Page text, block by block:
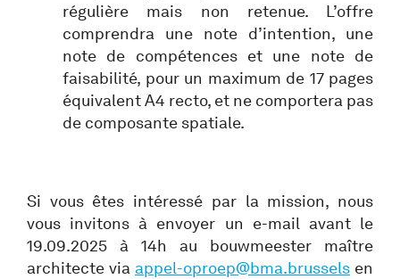
régulière mais non retenue. L’offre
comprendra une note d’intention, une
note de compétences et une note de
faisabilité, pour un maximum de 17 pages
équivalent A4 recto, et ne comportera pas
de composante spatiale.
Si vous êtes intéressé par la mission, nous
vous invitons à envoyer un e-mail avant le
19.09.2025 à 14h au bouwmeester maître
architecte via appel-oproep@bma.brussels en